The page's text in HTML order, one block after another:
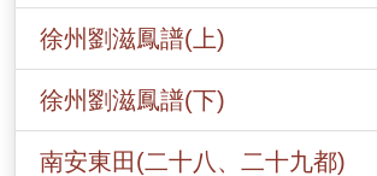
徐州劉滋鳳譜(上)
徐州劉滋鳳譜(下)
南安東田(二十八、二十九都)